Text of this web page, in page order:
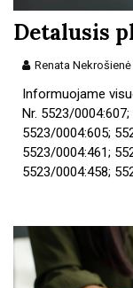
Detalusis
Renata Nekrošienė
Informuojame
Nr. 5523/
5523/0004:605;
5523/0004:461;
5523/0004:458;